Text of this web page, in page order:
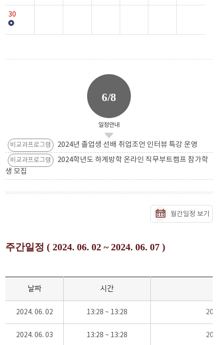
30
6/8
일정안내
비교과프로그램 2024년 졸업생 선배 취업조언 인터뷰 특강 운영
비교과프로그램
2024학년도 하계방학 온라인 직무부트캠프 참가학
생 모집
월간일정 보기
주간일정 ( 2024. 06. 02 ~ 2024. 06. 07 )
날짜 시간
2024. 06. 02 13:28 ~ 13:28
2024. 06. 03 13:28 ~ 13:28